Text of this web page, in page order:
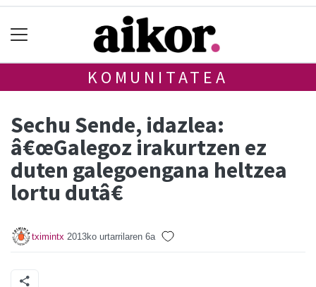
KOMUNITATEA
Sechu Sende, idazlea:
â€œGalegoz irakurtzen ez
duten galegoengana heltzea
lortu dutâ€
tximintx 2013ko urtarrilaren 6a